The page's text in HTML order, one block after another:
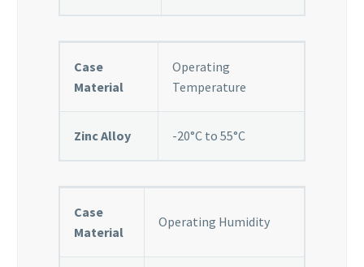
Case
Material
Operating
Temperature
Zinc Alloy -20°C to 55°C
Case
Material
Operating Humidity